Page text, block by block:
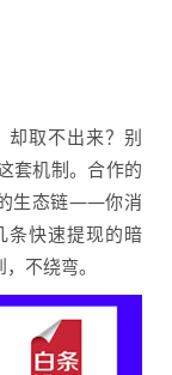
却取不出来？别
套机制。合作的
的生态链——你消
条快速提现的暗
不绕弯。